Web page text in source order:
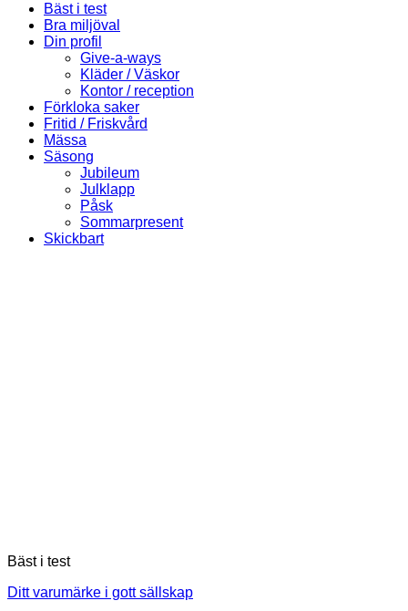
Bäst i test
Bra miljöval
Din profil
Give-a-ways
Kläder / Väskor
Kontor / reception
Förkloka saker
Fritid / Friskvård
Mässa
Säsong
Jubileum
Julklapp
Påsk
Sommarpresent
Skickbart
Bäst i test
Ditt varumärke i gott sällskap